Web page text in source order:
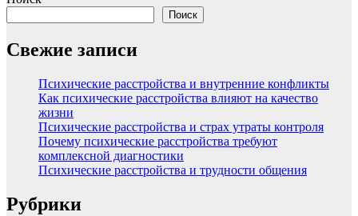
Поиск
Свежие записи
Психические расстройства и внутренние конфликты
Как психические расстройства влияют на качество
жизни
Психические расстройства и страх утраты контроля
Почему психические расстройства требуют
комплексной диагностики
Психические расстройства и трудности общения
Рубрики